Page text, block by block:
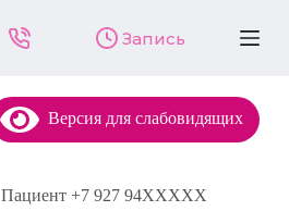
Запись
Версия для слабовидящих
Пациент +7 927 94XXXXX